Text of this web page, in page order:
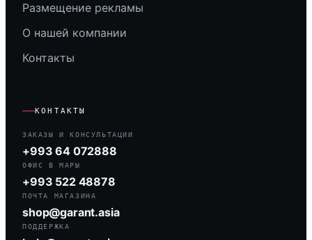
Размещение рекламы
О нашей компании
Контакты
КОНТАКТЫ
ЗАКАЗЫ И КОНСУЛЬТАЦИИ
+993 64 072888
ОФИС В МАРЫ
+993 522 48878
ПОЧТА МАГАЗИНА
shop@garant.asia
ПОДДЕРЖКА